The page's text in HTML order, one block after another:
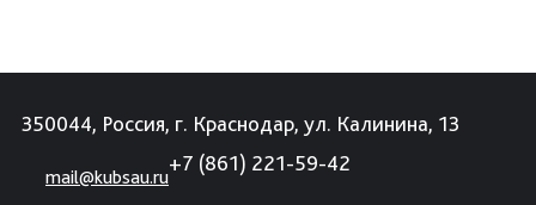
350044, Россия, г. Краснодар, ул. Калинина, 13
mail@kubsau.ru
+7 (861) 221-59-42